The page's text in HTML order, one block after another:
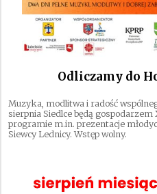
Odliczamy do
Muzyka, modlitwa i radość
sierpnia Siedlce będą
programie m.in. prezentacje
Siewcy Lednicy. Wstęp wolny.